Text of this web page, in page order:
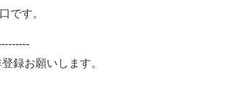
です。
録お願いします。